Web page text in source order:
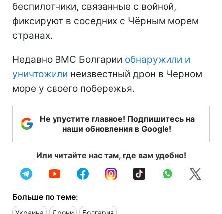
беспилотники, связанные с войной,
фиксируют в соседних с Чёрным морем
странах.
Недавно ВМС Болгарии обнаружили и
уничтожили неизвестный дрон в Черном
море у своего побережья.
Не упустите главное! Подпишитесь на
наши обновления в Google!
Или читайте нас там, где вам удобно!
Больше по теме:
Украина Дрони Болгария